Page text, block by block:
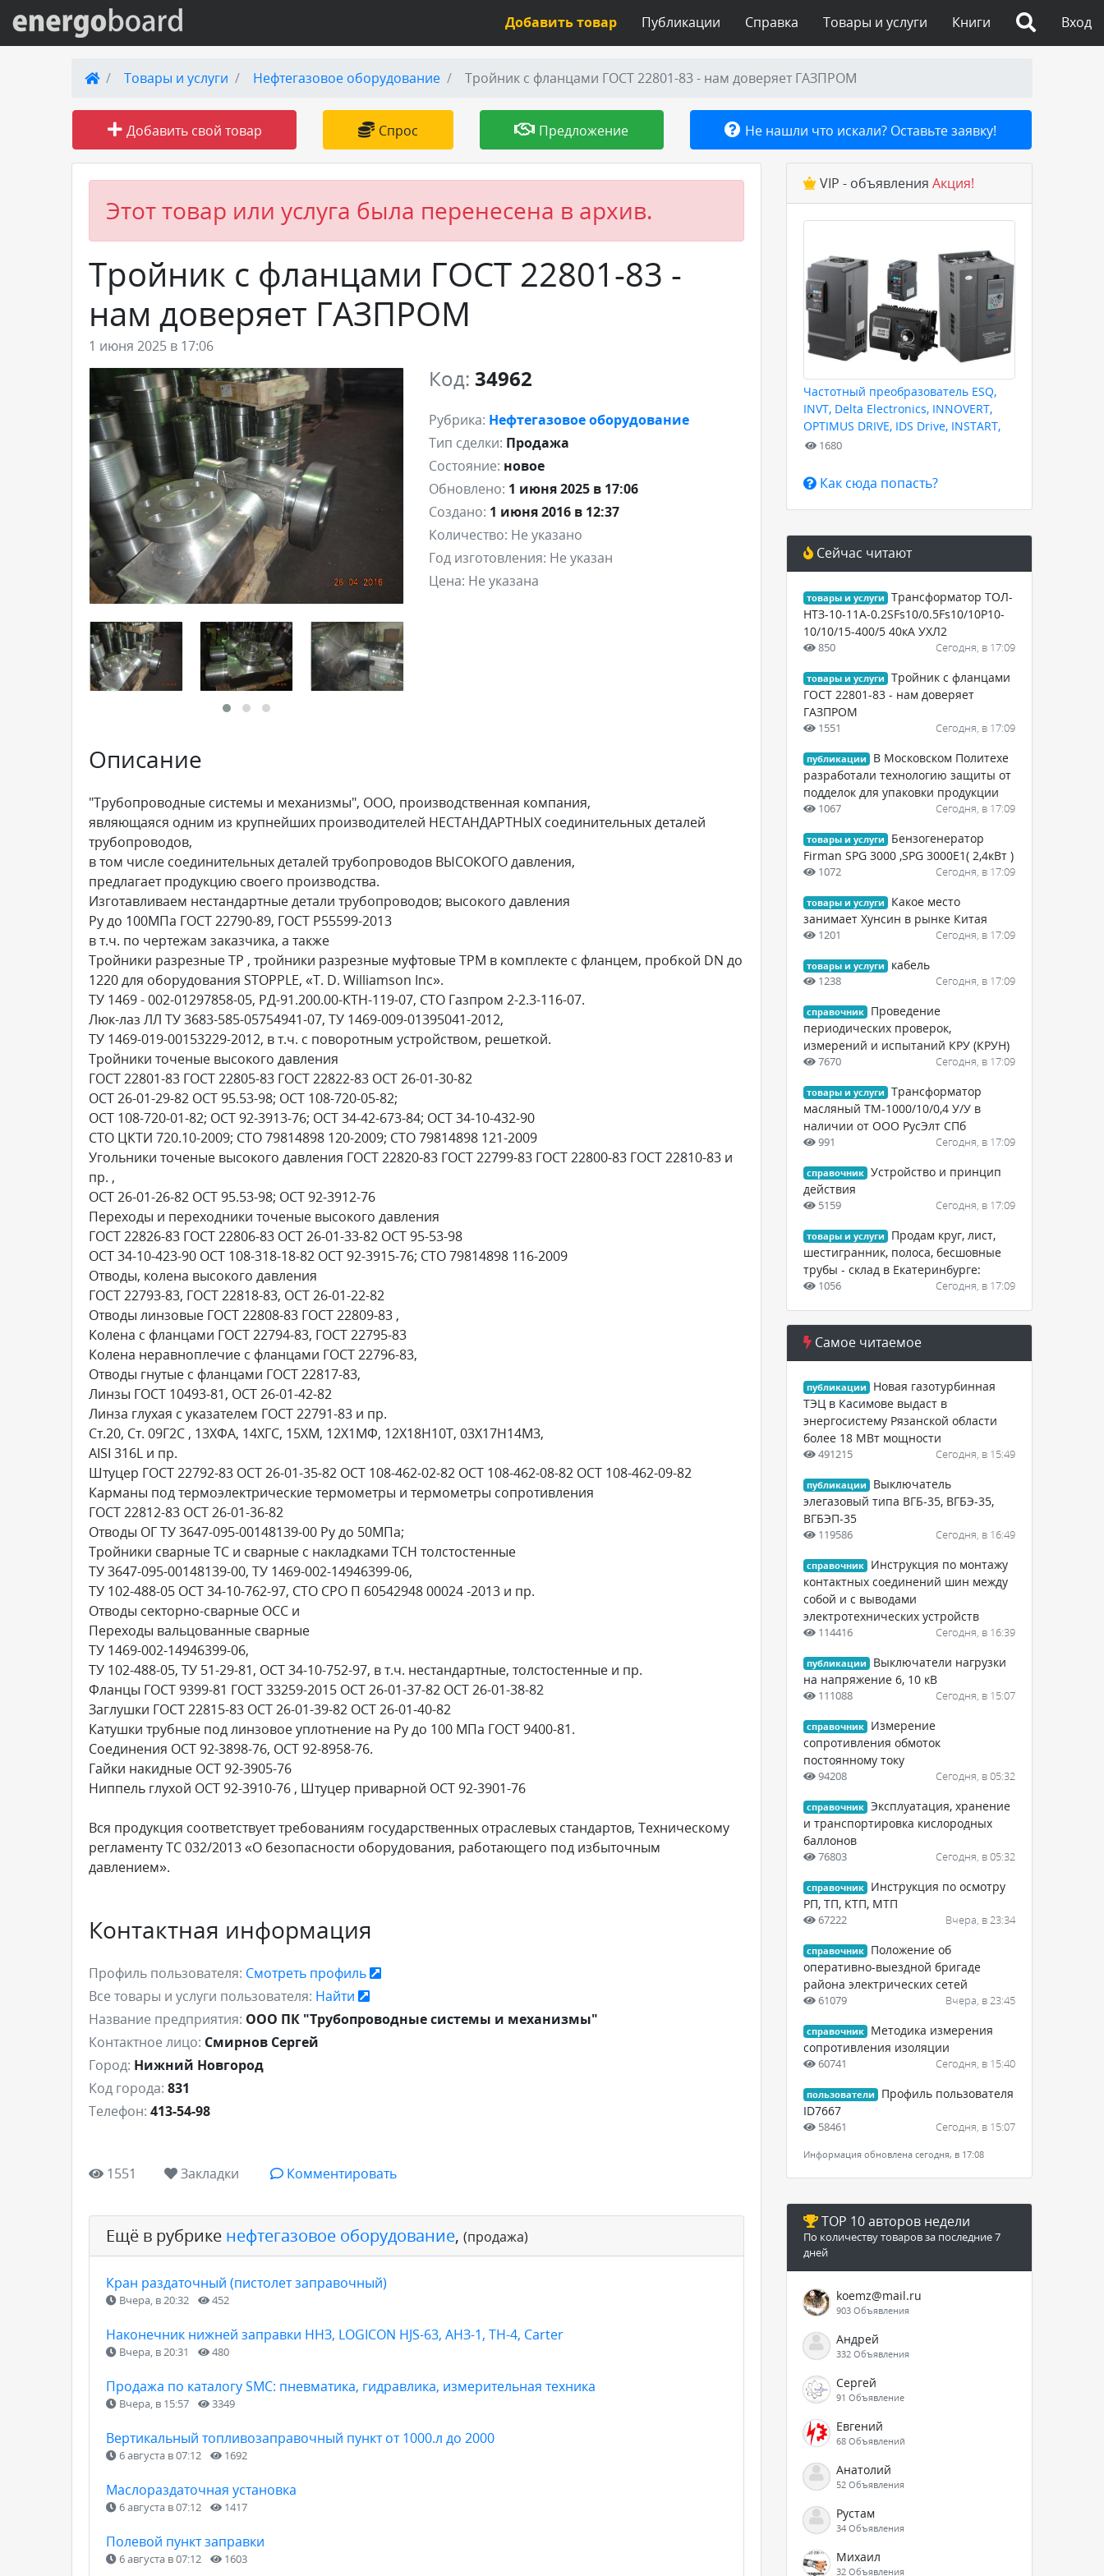
Вход на сайт
Поиск по сайту
Публикации
Товары и услуги
Добавить товар или услугу
Вход
Книги
Товары и услуги
Справка
Публикации
Добавить товар
Товары и услуги Нефтегазовое оборудование Тройник с фланцами ГОСТ 22801-83 - нам доверяет ГАЗПРОМ
Добавить свой товар Спрос Предложение Не нашли что искали? Оставьте заявку!
Этот товар или услуга была перенесена в архив.
Тройник с фланцами ГОСТ 22801-83 -
нам доверяет ГАЗПРОМ
1 июня 2025 в 17:06
Код: 34962
Рубрика: Нефтегазовое оборудование
Тип сделки: Продажа
Состояние: новое
Обновлено: 1 июня 2025 в 17:06
Создано: 1 июня 2016 в 12:37
Количество: Не указано
Год изготовления: Не указан
Цена: Не указана
Описание
"Трубопроводные системы и механизмы", ООО, производственная компания,
являющаяся одним из крупнейших производителей НЕСТАНДАРТНЫХ соединительных деталей
трубопроводов,
в том числе соединительных деталей трубопроводов ВЫСОКОГО давления,
предлагает продукцию своего производства.
Изготавливаем нестандартные детали трубопроводов; высокого давления
Ру до 100МПа ГОСТ 22790-89, ГОСТ Р55599-2013
в т.ч. по чертежам заказчика, а также
Тройники разрезные ТР , тройники разрезные муфтовые ТРМ в комплекте с фланцем, пробкой DN до
1220 для оборудования STOPPLE, «T. D. Williamson Inc».
ТУ 1469 - 002-01297858-05, РД-91.200.00-КТН-119-07, СТО Газпром 2-2.3-116-07.
Люк-лаз ЛЛ ТУ 3683-585-05754941-07, ТУ 1469-009-01395041-2012,
ТУ 1469-019-00153229-2012, в т.ч. с поворотным устройством, решеткой.
Тройники точеные высокого давления
ГОСТ 22801-83 ГОСТ 22805-83 ГОСТ 22822-83 ОСТ 26-01-30-82
ОСТ 26-01-29-82 ОСТ 95.53-98; ОСТ 108-720-05-82;
ОСТ 108-720-01-82; ОСТ 92-3913-76; ОСТ 34-42-673-84; ОСТ 34-10-432-90
СТО ЦКТИ 720.10-2009; СТО 79814898 120-2009; СТО 79814898 121-2009
Угольники точеные высокого давления ГОСТ 22820-83 ГОСТ 22799-83 ГОСТ 22800-83 ГОСТ 22810-83 и
пр. ,
ОСТ 26-01-26-82 ОСТ 95.53-98; ОСТ 92-3912-76
Переходы и переходники точеные высокого давления
ГОСТ 22826-83 ГОСТ 22806-83 ОСТ 26-01-33-82 ОСТ 95-53-98
ОСТ 34-10-423-90 ОСТ 108-318-18-82 ОСТ 92-3915-76; СТО 79814898 116-2009
Отводы, колена высокого давления
ГОСТ 22793-83, ГОСТ 22818-83, ОСТ 26-01-22-82
Отводы линзовые ГОСТ 22808-83 ГОСТ 22809-83 ,
Колена с фланцами ГОСТ 22794-83, ГОСТ 22795-83
Колена неравноплечие с фланцами ГОСТ 22796-83,
Отводы гнутые с фланцами ГОСТ 22817-83,
Линзы ГОСТ 10493-81, ОСТ 26-01-42-82
Линза глухая с указателем ГОСТ 22791-83 и пр.
Ст.20, Ст. 09Г2С , 13ХФА, 14ХГС, 15ХМ, 12Х1МФ, 12Х18Н10Т, 03Х17Н14М3,
AISI 316L и пр.
Штуцер ГОСТ 22792-83 ОСТ 26-01-35-82 ОСТ 108-462-02-82 ОСТ 108-462-08-82 ОСТ 108-462-09-82
Карманы под термоэлектрические термометры и термометры сопротивления
ГОСТ 22812-83 ОСТ 26-01-36-82
Отводы ОГ ТУ 3647-095-00148139-00 Ру до 50МПа;
Тройники сварные ТС и сварные с накладками ТСН толстостенные
ТУ 3647-095-00148139-00, ТУ 1469-002-14946399-06,
ТУ 102-488-05 ОСТ 34-10-762-97, СТО СРО П 60542948 00024 -2013 и пр.
Отводы секторно-сварные ОСС и
Переходы вальцованные сварные
ТУ 1469-002-14946399-06,
ТУ 102-488-05, ТУ 51-29-81, ОСТ 34-10-752-97, в т.ч. нестандартные, толстостенные и пр.
Фланцы ГОСТ 9399-81 ГОСТ 33259-2015 ОСТ 26-01-37-82 ОСТ 26-01-38-82
Заглушки ГОСТ 22815-83 ОСТ 26-01-39-82 ОСТ 26-01-40-82
Катушки трубные под линзовое уплотнение на Ру до 100 МПа ГОСТ 9400-81.
Соединения ОСТ 92-3898-76, ОСТ 92-8958-76.
Гайки накидные ОСТ 92-3905-76
Ниппель глухой ОСТ 92-3910-76 , Штуцер приварной ОСТ 92-3901-76
Вся продукция соответствует требованиям государственных отраслевых стандартов, Техническому
регламенту ТС 032/2013 «О безопасности оборудования, работающего под избыточным
давлением».
Контактная информация
Профиль пользователя: Смотреть профиль
Все товары и услуги пользователя: Найти
Название предприятия: ООО ПК "Трубопроводные системы и механизмы"
Контактное лицо: Смирнов Сергей
Город: Нижний Новгород
Код города: 831
Телефон: 413-54-98
1551 Закладки Комментировать
Ещё в рубрике нефтегазовое оборудование, (продажа)
Кран раздаточный (пистолет заправочный)
Вчера, в 20:32 452
Наконечник нижней заправки ННЗ, LOGICON HJS-63, АНЗ-1, ТН-4, Carter
Вчера, в 20:31 480
Продажа по каталогу SMC: пневматика, гидравлика, измерительная техника
Вчера, в 15:57 3349
Вертикальный топливозаправочный пункт от 1000.л до 2000
6 августа в 07:12 1692
Маслораздаточная установка
6 августа в 07:12 1417
Полевой пункт заправки
6 августа в 07:12 1603
VIP - объявления Акция!
Частотный преобразователь ESQ,
INVT, Delta Electronics, INNOVERT,
OPTIMUS DRIVE, IDS Drive, INSTART,
HYUNDAI для любых задач
1680
Как сюда попасть?
Сейчас читают
товары и услуги
Трансформатор ТОЛ-
НТЗ-10-11А-0.2SFs10/0.5Fs10/10Р10-
10/10/15-400/5 40кА УХЛ2
850 Сегодня, в 17:09
товары и услуги
Тройник с фланцами
ГОСТ 22801-83 - нам доверяет
ГАЗПРОМ
1551 Сегодня, в 17:09
публикации
В Московском Политехе
разработали технологию защиты от
подделок для упаковки продукции
1067 Сегодня, в 17:09
товары и услуги
Бензогенератор
Firman SPG 3000 ,SPG 3000E1( 2,4кВт )
1072 Сегодня, в 17:09
товары и услуги
Какое место
занимает Хунсин в рынке Китая
1201 Сегодня, в 17:09
товары и услуги кабель
1238 Сегодня, в 17:09
справочник
Проведение
периодических проверок,
измерений и испытаний КРУ (КРУН)
7670 Сегодня, в 17:09
товары и услуги
Трансформатор
масляный ТМ-1000/10/0,4 У/У в
наличии от ООО РусЭлт СПб
991 Сегодня, в 17:09
справочник Устройство и принцип
действия
5159 Сегодня, в 17:09
товары и услуги
Продам круг, лист,
шестигранник, полоса, бесшовные
трубы - склад в Екатеринбурге:
1056 Сегодня, в 17:09
Самое читаемое
публикации
Новая газотурбинная
ТЭЦ в Касимове выдаст в
энергосистему Рязанской области
более 18 МВт мощности
491215 Сегодня, в 15:49
публикации
Выключатель
элегазовый типа ВГБ-35, ВГБЭ-35,
ВГБЭП-35
119586 Сегодня, в 16:49
справочник
Инструкция по монтажу
контактных соединений шин между
собой и с выводами
электротехнических устройств
114416 Сегодня, в 16:39
публикации
Выключатели нагрузки
на напряжение 6, 10 кВ
111088 Сегодня, в 15:07
справочник
Измерение
сопротивления обмоток
постоянному току
94208 Сегодня, в 05:32
справочник Эксплуатация, хранение
и транспортировка кислородных
баллонов
76803 Сегодня, в 05:32
справочник
Инструкция по осмотру
РП, ТП, КТП, МТП
67222 Вчера, в 23:34
справочник
Положение об
оперативно-выездной бригаде
района электрических сетей
61079 Вчера, в 23:45
справочник
Методика измерения
сопротивления изоляции
60741 Сегодня, в 15:40
пользователи
Профиль пользователя
ID7667
58461 Сегодня, в 15:07
Информация обновлена сегодня, в 17:08
TOP 10 авторов недели
По количеству товаров за последние 7
дней
koemz@mail.ru
903 Объявления
Андрей
332 Объявления
Сергей
91 Объявление
Евгений
68 Объявлений
Анатолий
52 Объявления
Рустам
34 Объявления
Михаил
32 Объявления